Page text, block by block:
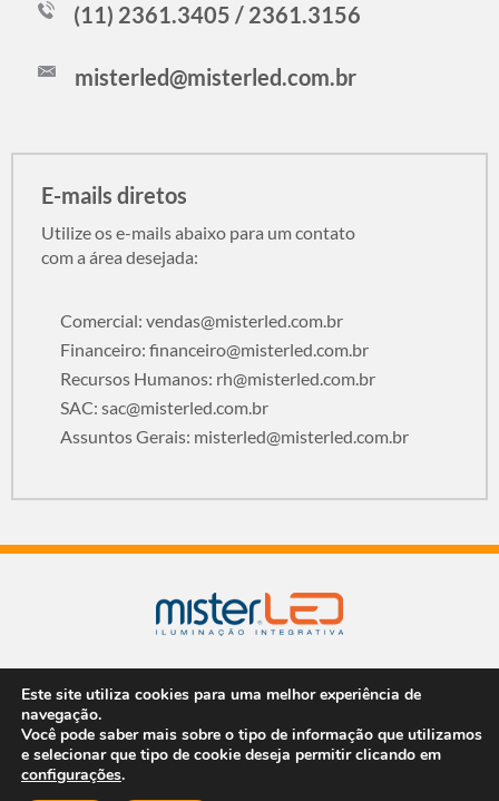
(11) 2361.3405 / 2361.3156
misterled@misterled.com.br
E-mails diretos
Utilize os e-mails abaixo para um contato
com a área desejada:
Comercial: vendas@misterled.com.br
Financeiro: financeiro@misterled.com.br
Recursos Humanos: rh@misterled.com.br
SAC: sac@misterled.com.br
Assuntos Gerais: misterled@misterled.com.br
2026 | TODOS OS DIREITOS RESERVADOS
Este site utiliza cookies para uma melhor experiência de
navegação.
Você pode saber mais sobre o tipo de informação que utilizamos
e selecionar que tipo de cookie deseja permitir clicando em
configurações.